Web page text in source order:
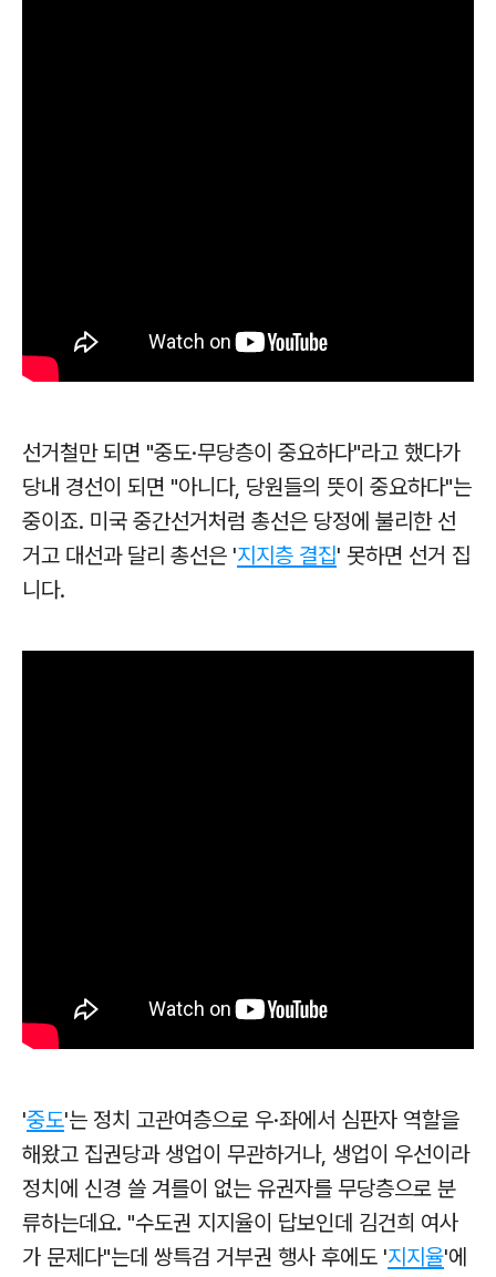
선거철만 되면 "중도·무당층이 중요하다"라고 했다가
당내 경선이 되면 "아니다, 당원들의 뜻이 중요하다"는
중이죠. 미국 중간선거처럼 총선은 당정에 불리한 선
거고 대선과 달리 총선은 '지지층 결집' 못하면 선거 집
니다.
'중도'는 정치 고관여층으로 우·좌에서 심판자 역할을
해왔고 집권당과 생업이 무관하거나, 생업이 우선이라
정치에 신경 쓸 겨를이 없는 유권자를 무당층으로 분
류하는데요. "수도권 지지율이 답보인데 김건희 여사
가 문제다"는데 쌍특검 거부권 행사 후에도 '지지율'에